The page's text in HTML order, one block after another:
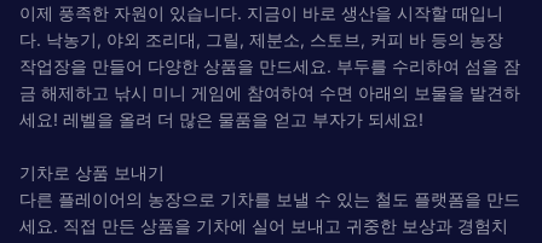
이제 풍족한 자원이 있습니다. 지금이 바로 생산을 시작할 때입니
다. 낙농기, 야외 조리대, 그릴, 제분소, 스토브, 커피 바 등의 농장
작업장을 만들어 다양한 상품을 만드세요. 부두를 수리하여 섬을 잠
금 해제하고 낚시 미니 게임에 참여하여 수면 아래의 보물을 발견하
세요! 레벨을 올려 더 많은 물품을 얻고 부자가 되세요!
기차로 상품 보내기
다른 플레이어의 농장으로 기차를 보낼 수 있는 철도 플랫폼을 만드
세요. 직접 만든 상품을 기차에 실어 보내고 귀중한 보상과 경험치